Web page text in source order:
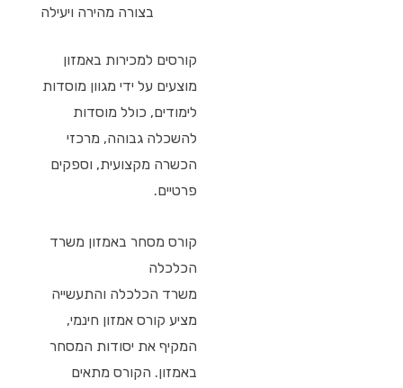
בצורה מהירה ויעילה
קורסים למכירות באמזון
מוצעים על ידי מגוון מוסדות
לימודים, כולל מוסדות
להשכלה גבוהה, מרכזי
הכשרה מקצועית, וספקים
פרטיים.
קורס מסחר באמזון משרד
הכלכלה
משרד הכלכלה והתעשייה
מציע קורס אמזון חינמי,
המקיף את יסודות המסחר
באמזון. הקורס מתאים